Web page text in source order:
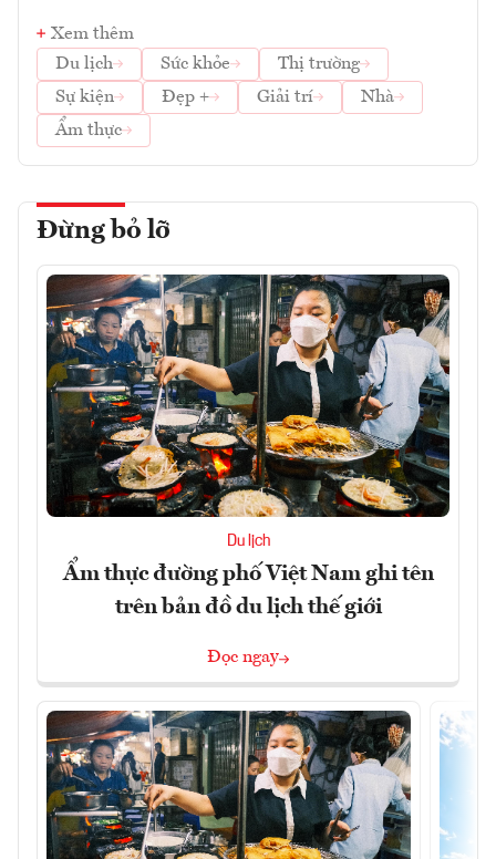
Xem thêm
Du lịch
Sức khỏe
Thị trường
Sự kiện
Đẹp + Giải trí
Nhà
Ẩm thực
Đừng bỏ lỡ
Du lịch
Ẩm thực đường phố Việt Nam ghi tên
trên bản đồ du lịch thế giới
Đọc ngay